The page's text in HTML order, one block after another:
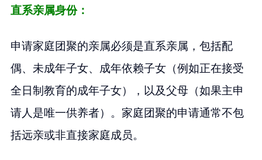
直系亲属身份：
申请家庭团聚的亲属必须是直系亲属，包括配
偶、未成年子女、成年依赖子女（例如正在接受
全日制教育的成年子女），以及父母（如果主申
请人是唯一供养者）。家庭团聚的申请通常不包
括远亲或非直接家庭成员。